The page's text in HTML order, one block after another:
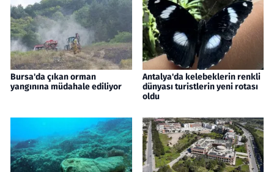
Bursa'da çıkan orman
yangınına müdahale ediliyor
Antalya'da kelebeklerin renkli
dünyası turistlerin yeni rotası
oldu